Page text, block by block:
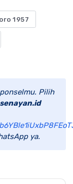
1957
Pilih
ya.